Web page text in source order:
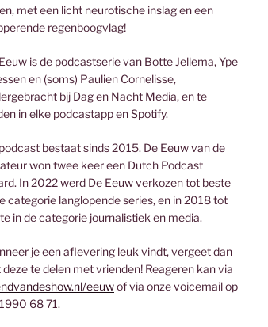
met een licht neurotische inslag en een
regenboogvlag!
is de podcastserie van Botte Jellema, Ype
en (soms) Paulien Cornelisse,
bij Dag en Nacht Media, en te
in elke podcastapp en Spotify.
bestaat sinds 2015. De Eeuw van de
won twee keer een Dutch Podcast
In 2022 werd De Eeuw verkozen tot beste
categorie langlopende series, en in 2018 tot
in de categorie journalistiek en media.
je een aflevering leuk vindt, vergeet dan
deze te delen met vrienden! Reageren kan via
eeuwof via onze voicemail op
68 71.